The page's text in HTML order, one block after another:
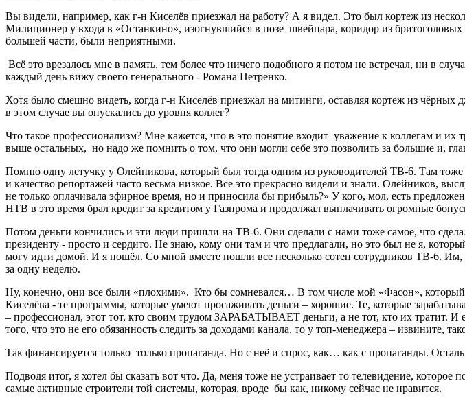
Вы видели, например, как г-н Киселёв приезжал на работу? А я видел. Это был кортеж из
Милиционер у входа в «Останкино», изогнувшийся в позе швейцара, коридор из
большей части, были неприятными.
Всё это врезалось мне в память, тем более что ничего подобного я потом не встречал, ни в
каждый день вижу своего генерального - Романа Петренко.
Хотя было смешно видеть, когда г-н Киселёв приезжал на митинги, оставляя кортеж из
в этом случае вы опускались до уровня коллег?
Что такое профессионализм? Мне кажется, что в это понятие входит уважение к коллегам и
выше остальных, но надо же помнить о том, что они могли себе это позволить за большие и,
Помню одну летучку у Олейникова, который был тогда одним из руководителей ТВ-6. Там
и качество репортажей часто весьма низкое. Все это прекрасно видели и знали. Олейников,
не только оплачивала эфирное время, но и приносила бы прибыль?» У кого, мол, есть
НТВ в это время брал кредит за кредитом у Газпрома и продолжал выплачивать огромные
Потом деньги кончились и эти люди пришли на ТВ-6. Они сделали с нами тоже самое, что
президенту - просто и сердито. Не знаю, кому они там и что предлагали, но это был не я,
могу идти домой. И я пошёл. Со мной вместе пошли все несколько сотен сотрудников ТВ-6.
за одну неделю.
Ну, конечно, они все были «плохими». Кто бы сомневался… В том числе мой «Фасон»,
Киселёва - те программы, которые умеют просаживать деньги – хорошие. Те, которые
– профессионал, этот тот, кто своим трудом ЗАРАБАТЫВАЕТ деньги, а не тот, кто их тратит. И
того, что это не его обязанность следить за доходами канала, то у топ-менеджера – извините,
Так финансируется только только пропаганда. Но с неё и спрос, как… как с пропаганды.
Подводя итог, я хотел бы сказать вот что. Да, меня тоже не устраивает то телевидение,
самые активные строители той системы, которая, вроде бы как, никому сейчас не нравится.